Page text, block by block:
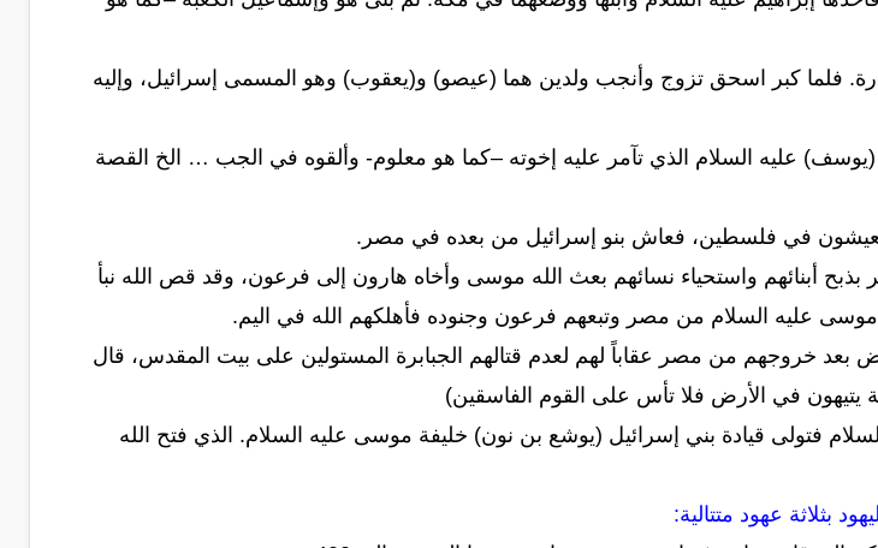
فلما كبر اسحق تزوج وأنجب ولدين هما (عيصو) و(يعقوب) وهو المسمى إسرائيل، وإليه
عليه السلام الذي تآمر عليه إخوته –كما هو معلوم- وألقوه في الجب … الخ القصة
في فلسطين، فعاش بنو إسرائيل من بعده في مصر.
أبنائهم واستحياء نسائهم بعث الله موسى وأخاه هارون إلى فرعون، وقد قص الله نبأ
موسى عليه السلام من مصر وتبعهم فرعون وجنوده فأهلكهم الله في اليم.
بعد خروجهم من مصر عقاباً لهم لعدم قتالهم الجبابرة المستولين على بيت المقدس، قال
يتيهون في الأرض فلا تأس على القوم الفاسقين)
فتولى قيادة بني إسرائيل (يوشع بن نون) خليفة موسى عليه السلام. الذي فتح الله
بثلاثة عهود متتالية: